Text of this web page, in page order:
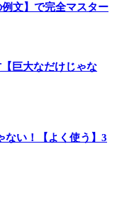
文】で完全マスター
巨大なだけじゃな
ない！【よく使う】3